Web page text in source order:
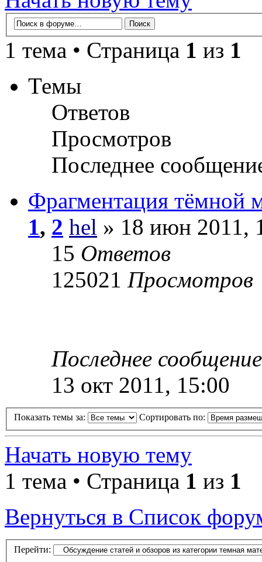
1 тема • Страница 1 из 1
Темы
Ответов
Просмотров
Последнее
Фрагментация тёмной
1, 2 hel » 18 июн 2011,
15 Ответов
125021 Просмотров
Последнее
13 окт 2011, 15:00
Показать темы за: Сортировать по:
Начать новую тему
1 тема • Страница 1 из 1
Вернуться в Список
Перейти: